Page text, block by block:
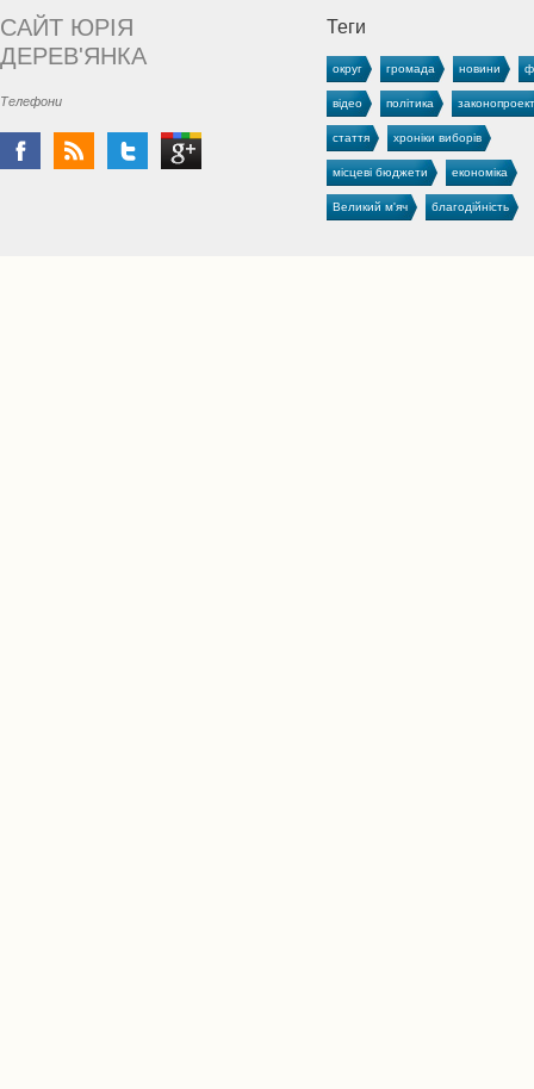
САЙТ ЮРІЯ
ДЕРЕВ'ЯНКА
Телефони
Теги
округ громада новини
відео політика
стаття хроніки виборів
місцеві бюджети економіка
Великий м'яч благодійність